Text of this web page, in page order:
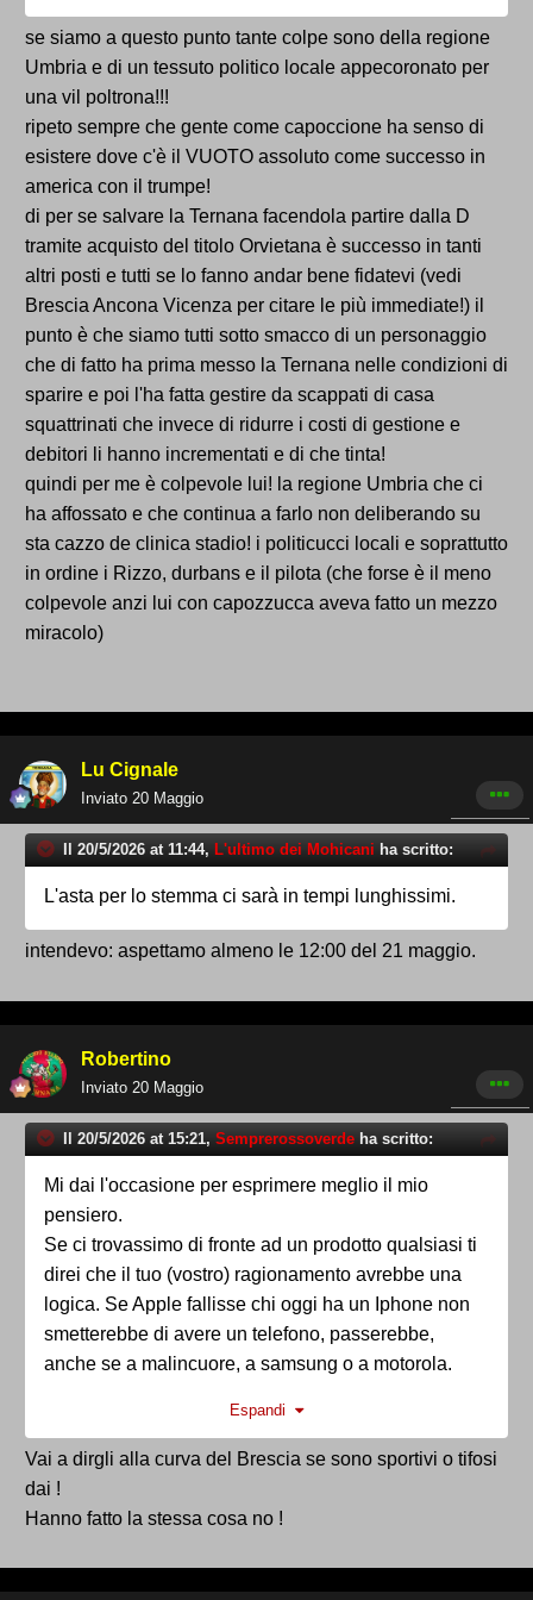
se siamo a questo punto tante colpe sono della regione
Umbria e di un tessuto politico locale appecoronato per
una vil poltrona!!!
ripeto sempre che gente come capoccione ha senso di
esistere dove c'è il VUOTO assoluto come successo in
america con il trumpe!
di per se salvare la Ternana facendola partire dalla D
tramite acquisto del titolo Orvietana è successo in tanti
altri posti e tutti se lo fanno andar bene fidatevi (vedi
Brescia Ancona Vicenza per citare le più immediate!) il
punto è che siamo tutti sotto smacco di un personaggio
che di fatto ha prima messo la Ternana nelle condizioni di
sparire e poi l'ha fatta gestire da scappati di casa
squattrinati che invece di ridurre i costi di gestione e
debitori li hanno incrementati e di che tinta!
quindi per me è colpevole lui! la regione Umbria che ci
ha affossato e che continua a farlo non deliberando su
sta cazzo de clinica stadio! i politicucci locali e soprattutto
in ordine i Rizzo, durbans e il pilota (che forse è il meno
colpevole anzi lui con capozzucca aveva fatto un mezzo
miracolo)
Lu Cignale
Inviato 20 Maggio
Il 20/5/2026 at 11:44, L'ultimo dei Mohicani ha scritto:
L'asta per lo stemma ci sarà in tempi lunghissimi.
intendevo: aspettamo almeno le 12:00 del 21 maggio.
Robertino
Inviato 20 Maggio
Il 20/5/2026 at 15:21, Semprerossoverde ha scritto:
Mi dai l'occasione per esprimere meglio il mio
pensiero.
Se ci trovassimo di fronte ad un prodotto qualsiasi ti
direi che il tuo (vostro) ragionamento avrebbe una
logica. Se Apple fallisse chi oggi ha un Iphone non
smetterebbe di avere un telefono, passerebbe,
anche se a malincuore, a samsung o a motorola.
una industria qualsiasi con un prodotto qualsiasi. E'
l'industria (insieme a poche altre, penso ad esempio
a quella delle produzioni musicali) che associa al
"prodotto" una componete emozionale e di fedeltà
Quella stessa cosa che ci fa dire "la Ternana è la
Espandi
Vai a dirgli alla curva del Brescia se sono sportivi o tifosi
dai !
Hanno fatto la stessa cosa no !